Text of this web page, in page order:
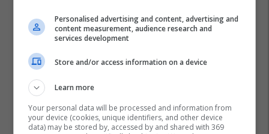
Personalised advertising and content, advertising and
content measurement, audience research and
services development
Store and/or access information on a device
Learn more
Your personal data will be processed and information from
your device (cookies, unique identifiers, and other device
data) may be stored by, accessed by and shared with 369